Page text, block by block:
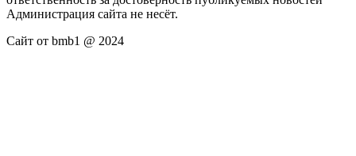
Администрация сайта не несёт.
Сайт от bmb1 @ 2024